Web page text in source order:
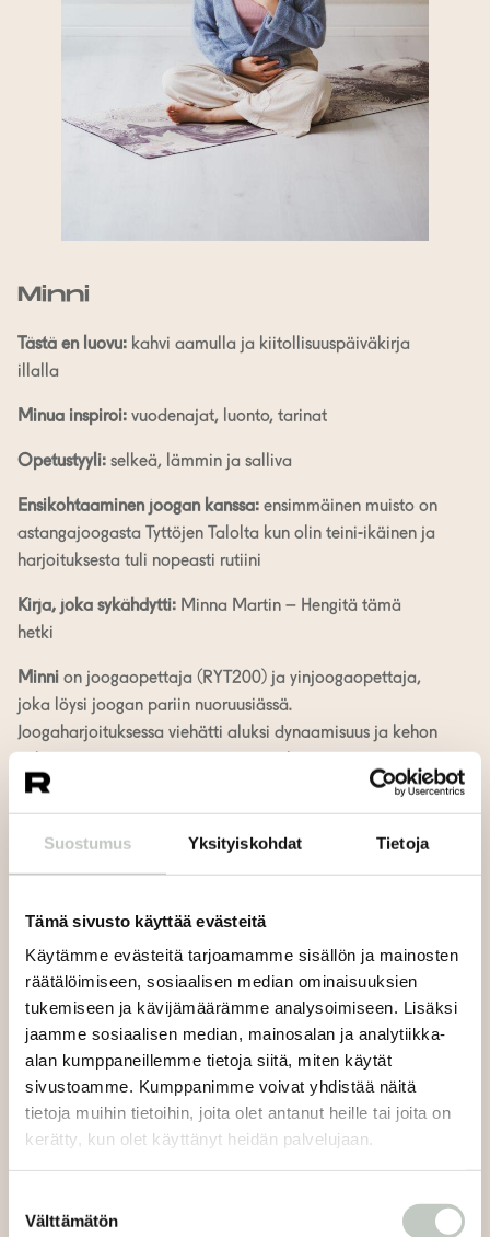
Suostumus Yksityiskohdat Tietoja
Tämä sivusto käyttää evästeitä
Käytämme evästeitä tarjoamamme sisällön ja mainosten
räätälöimiseen, sosiaalisen median ominaisuuksien
tukemiseen ja kävijämäärämme analysoimiseen. Lisäksi
jaamme sosiaalisen median, mainosalan ja analytiikka-
alan kumppaneillemme tietoja siitä, miten käytät
sivustoamme. Kumppanimme voivat yhdistää näitä
tietoja muihin tietoihin, joita olet antanut heille tai joita on
kerätty, kun olet käyttänyt heidän palvelujaan.
valinta
Välttämätön
Minni
Tästä en luovu: kahvi aamulla ja kiitollisuuspäiväkirja
illalla
Minua inspiroi: vuodenajat, luonto, tarinat
Opetustyyli: selkeä, lämmin ja salliva
Ensikohtaaminen joogan kanssa: ensimmäinen muisto on
astangajoogasta Tyttöjen Talolta kun olin teini-ikäinen ja
harjoituksesta tuli nopeasti rutiini
Kirja, joka sykähdytti: Minna Martin – Hengitä tämä
hetki
Minni on joogaopettaja (RYT200) ja yinjoogaopettaja,
joka löysi joogan pariin nuoruusiässä.
Joogaharjoituksessa viehätti aluksi dynaamisuus ja kehon
hellittäminen. Minnin joogapolkua on aina viitoittanut
oma harjoitus, joka saa muuttua olosuhteiden, syklien ja
elämäntilanteiden mukana. Minni ohjaa lempeää
harjoitusta, jossa annetaan aikaa keholle ja mielelle
harjoituksen keskiössä.
Minni opettaa Rootsissa suomeksi.